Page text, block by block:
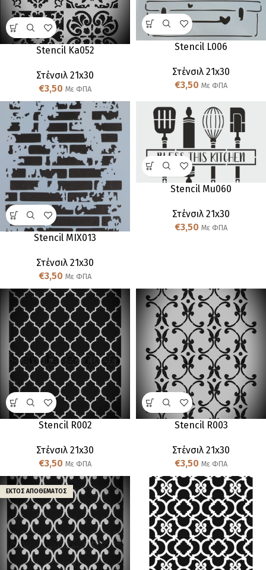
Stencil Ka052
Στένσιλ 21x30
€3,50 Με ΦΠΑ
Stencil L006
Στένσιλ 21x30
€3,50 Με ΦΠΑ
Stencil MIX013
Στένσιλ 21x30
€3,50 Με ΦΠΑ
Stencil Mu060
Στένσιλ 21x30
€3,50 Με ΦΠΑ
Stencil R002
Στένσιλ 21x30
€3,50 Με ΦΠΑ
Stencil R003
Στένσιλ 21x30
€3,50 Με ΦΠΑ
ΕΚΤΌΣ ΑΠΟΘΈΜΑΤΟΣ